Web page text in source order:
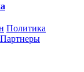
Политика
Партнеры